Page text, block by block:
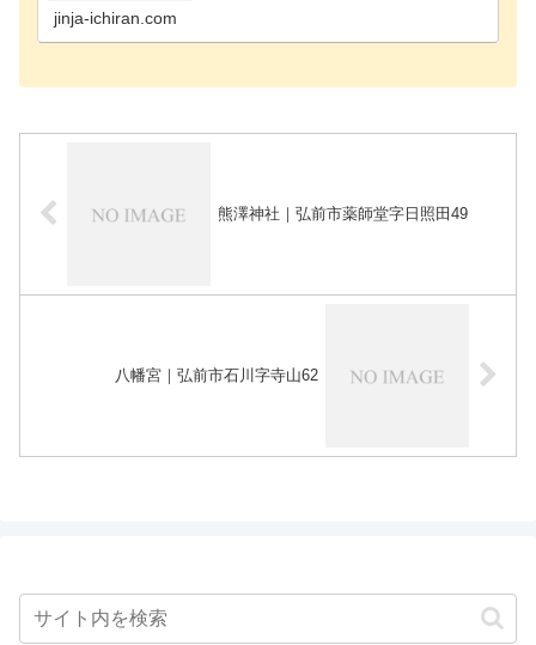
jinja-ichiran.com
熊澤神社｜弘前市薬師堂字日照田49
八幡宮｜弘前市石川字寺山62